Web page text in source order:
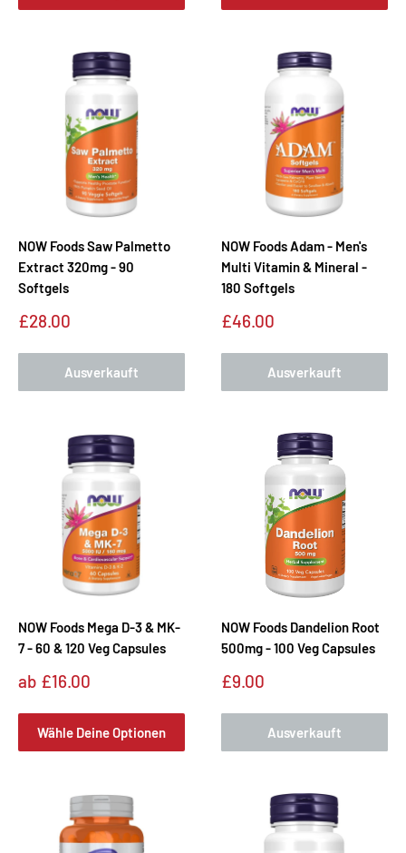
NOW Foods Saw Palmetto
Extract 320mg - 90
Softgels
Sonderpreis
£28.00
Ausverkauft
NOW Foods Adam - Men's
Multi Vitamin & Mineral -
180 Softgels
Sonderpreis
£46.00
Ausverkauft
NOW Foods Mega D-3 & MK-
7 - 60 & 120 Veg Capsules
Sonderpreis
ab £16.00
Wähle Deine Optionen
NOW Foods Dandelion Root
500mg - 100 Veg Capsules
Sonderpreis
£9.00
Ausverkauft